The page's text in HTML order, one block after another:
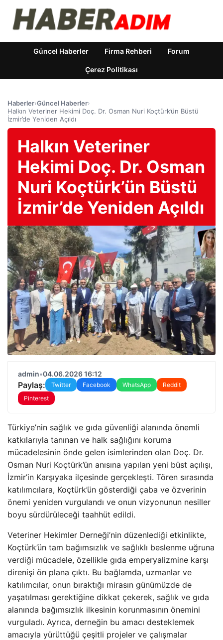
Güncel Haberler Firma Rehberi Forum
Çerez Politikası
Haberler›Güncel Haberler›
Halkın Veteriner Hekimi Doç. Dr. Osman Nuri Koçtürk’ün Büstü
İzmir’de Yeniden Açıldı
Halkın Veteriner
Hekimi Doç. Dr. Osman
Nuri Koçtürk’ün Büstü
İzmir’de Yeniden Açıldı
admin•04.06.2026 16:12
Paylaş: Twitter Facebook WhatsApp
Reddit
Pinterest
Türkiye’nin sağlık ve gıda güvenliği alanında önemli
katkılarıyla tanınan ve halk sağlığını koruma
mücadelesinin önde gelen isimlerinden olan Doç. Dr.
Osman Nuri Koçtürk’ün anısına yapılan yeni büst açılışı,
İzmir’in Karşıyaka ilçesinde gerçekleşti. Tören sırasında
katılımcılara, Koçtürk’ün gösterdiği çaba ve özverinin
önemi yeniden vurgulandı ve onun vizyonunun nesiller
boyu sürdürüleceği taahhüt edildi.
Veteriner Hekimler Derneği’nin düzenlediği etkinlikte,
Koçtürk’ün tam bağımsızlık ve sağlıklı beslenme uğruna
verdiği mücadele, özellikle gıda emperyalizmine karşı
direnişi ön plana çıktı. Bu bağlamda, uzmanlar ve
katılımcılar, onun bıraktığı mirasın günümüzde de
yaşatılması gerektiğine dikkat çekerek, sağlık ve gıda
alanında bağımsızlık ilkesinin korunmasının önemini
vurguladı. Ayrıca, derneğin bu amacı desteklemek
amacıyla yürüttüğü çeşitli projeler ve çalışmalar